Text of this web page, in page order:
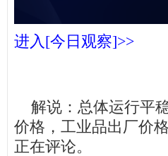
进入[今日观察]>>
解说：总体运行平
价格，工业品出厂价
正在评论。